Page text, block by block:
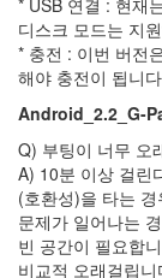
* USB 연결 : 현재
디스크 모드는 지
* 충전 : 이번 버전
해야 충전이 됩니
Android_2.2_G-
Q) 부팅이 너무 오
A) 10분 이상 걸린
(호환성)을 타는
문제가 일어나는
빈 공간이 필요합
비교적 오래걸립
메
셔
발
자
센
터